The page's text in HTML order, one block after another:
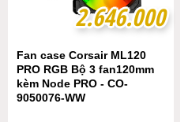
2.646.000
2.646.000
Fan case Corsair ML120
PRO RGB Bộ 3 fan120mm
kèm Node PRO - CO-
9050076-WW